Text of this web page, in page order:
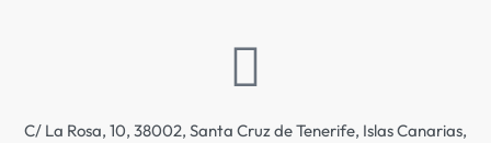
C/ La Rosa, 10, 38002, Santa Cruz de Tenerife, Islas Canarias,